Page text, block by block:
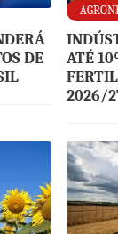
DE
ATÉ
2026/